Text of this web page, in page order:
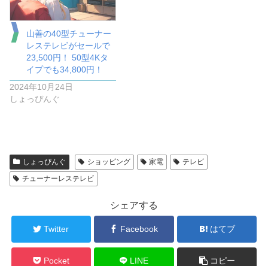
山善の40型チューナー
レステレビがセールで
23,500円！ 50型4Kタ
イプでも34,800円！
2024年10月24日
しょっぴんぐ
しょっぴんぐ ショッピング 家電
テレビ
チューナーレステレビ
シェアする
Twitter Facebook はてブ
Pocket LINE コピー